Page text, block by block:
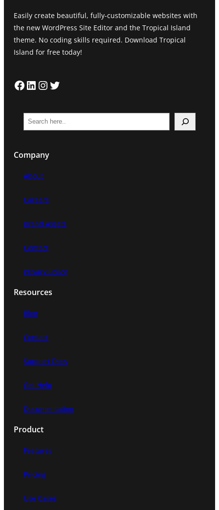
Easily create beautiful, fully-customizable websites with
the new WordPress Site Editor and the Tropical Island
theme. No coding skills required. Download Tropical
Island for free today!
Facebook LinkedIn InstagramTwitter
e
r
c
Company
About
Careers
Brand Assets
Contact
Privacy Policy
Resources
Blog
Contact
Support Docs
Get Help
Documentation
Product
Features
Pricing
Use Cases